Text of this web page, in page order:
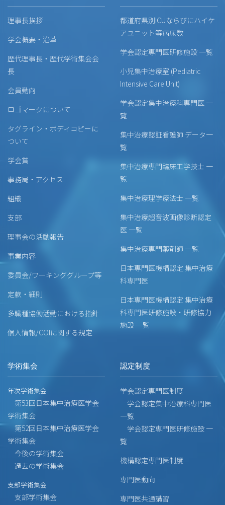
理事長挨拶
学会概要・沿革
歴代理事長・歴代学術集会会
長
会員動向
ロゴマークについて
タグライン・ボディコピーに
ついて
学会賞
事務局・アクセス
組織
支部
理事会の活動報告
事業内容
委員会/ワーキンググループ等
定款・細則
多職種協働活動における指針
個人情報/COIに関する規定
都道府県別ICUならびにハイケ
アユニット等病床数
学会認定専門医研修施設 一覧
小児集中治療室 (Pediatric
Intensive Care Unit)
学会認定集中治療科専門医 一
覧
集中治療認証看護師 データ一
覧
集中治療専門臨床工学技士 一
覧
集中治療理学療法士 一覧
集中治療超音波画像診断認定
医 一覧
集中治療専門薬剤師 一覧
日本専門医機構認定 集中治療
科専門医
日本専門医機構認定 集中治療
科専門医研修施設・研修協力
施設 一覧
学術集会
年次学術集会
第53回日本集中治療医学会
学術集会
第52回日本集中治療医学会
学術集会
今後の学術集会
過去の学術集会
支部学術集会
支部学術集会
認定制度
学会認定専門医制度
学会認定集中治療科専門医
一覧
学会認定専門医研修施設 一
覧
機構認定専門医制度
専門医動向
専門医共通講習